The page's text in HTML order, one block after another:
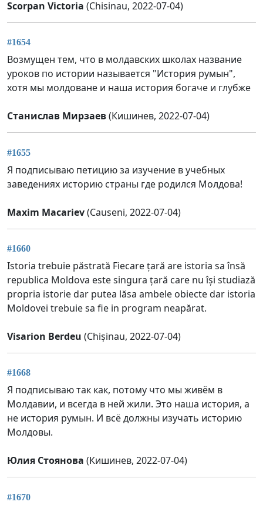
Scorpan Victoria (Chisinau, 2022-07-04)
#1654
Возмущен тем, что в молдавских школах название
уроков по истории называется "История румын",
хотя мы молдоване и наша история богаче и глубже
Станислав Мирзаев(Кишинев, 2022-07-04)
#1655
Я подписываю петицию за изучение в учебных
заведениях историю страны где родился Молдова!
Maxim Macariev(Causeni, 2022-07-04)
#1660
Istoria trebuie păstrată Fiecare țară are istoria sa însă
republica Moldova este singura țară care nu își studiază
propria istorie dar putea lăsa ambele obiecte dar istoria
Moldovei trebuie sa fie in program neapărat.
Visarion Berdeu (Chișinau, 2022-07-04)
#1668
Я подписываю так как, потому что мы живём в
Молдавии, и всегда в ней жили. Это наша история, а
не история румын. И всё должны изучать историю
Молдовы.
Юлия Стоянова (Кишинев, 2022-07-04)
#1670